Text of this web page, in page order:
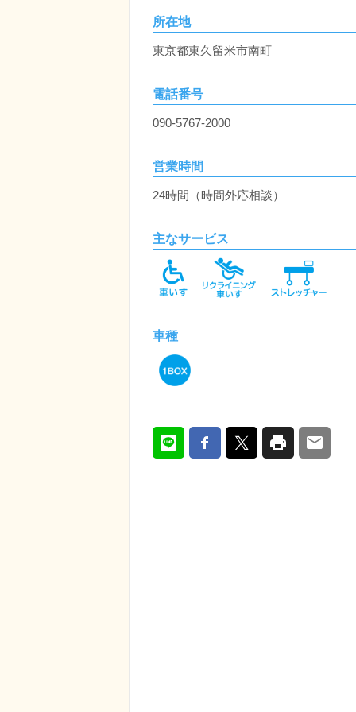
所在地
東京都東久留米市南町
電話番号
090-5767-2000
営業時間
24時間（時間外応相談）
主なサービス
車種